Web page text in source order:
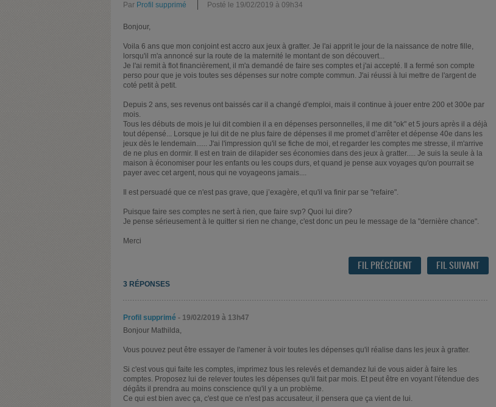
Par Profil supprimé Posté le 19/02/2019 à 09h34
Bonjour,
Voila 6 ans que mon conjoint est accro aux jeux à gratter. Je l'ai apprit le jour de la naissance de notre fille,
lorsqu'il m'a annoncé sur la route de la maternité le montant de son découvert...
Je l'ai remit à flot financièrement, il m'a demandé de faire ses comptes et j'ai accepté. Il a fermé son compte
perso pour que je vois toutes ses dépenses sur notre compte commun. J'ai réussi à lui mettre de l'argent de
coté petit à petit.
Depuis 2 ans, ses revenus ont baissés car il a changé d'emploi, mais il continue à jouer entre 200 et 300e par
mois.
Tous les débuts de mois je lui dit combien il a en dépenses personnelles, il me dit "ok" et 5 jours après il a déjà
tout dépensé... Lorsque je lui dit de ne plus faire de dépenses il me promet d’arrêter et dépense 40e dans les
jeux dès le lendemain...... J'ai l'impression qu'il se fiche de moi, et regarder les comptes me stresse, il m'arrive
de ne plus en dormir. Il est en train de dilapider ses économies dans des jeux à gratter..... Je suis la seule à la
maison à économiser pour les enfants ou les coups durs, et quand je pense aux voyages qu'on pourrait se
payer avec cet argent, nous qui ne voyageons jamais....
Il est persuadé que ce n'est pas grave, que j’exagère, et qu'il va finir par se "refaire".
Puisque faire ses comptes ne sert à rien, que faire svp? Quoi lui dire?
Je pense sérieusement à le quitter si rien ne change, c'est donc un peu le message de la "dernière chance".
Merci
FIL PRÉCÉDENT FIL SUIVANT
3 RÉPONSES
Profil supprimé - 19/02/2019 à 13h47
Bonjour Mathilda,
Vous pouvez peut être essayer de l'amener à voir toutes les dépenses qu'il réalise dans les jeux à gratter.
Si c'est vous qui faite les comptes, imprimez tous les relevés et demandez lui de vous aider à faire les
comptes. Proposez lui de relever toutes les dépenses qu'il fait par mois. Et peut être en voyant l'étendue des
dégâts il prendra au moins conscience qu'il y a un problème.
Ce qui est bien avec ça, c'est que ce n'est pas accusateur, il pensera que ça vient de lui.